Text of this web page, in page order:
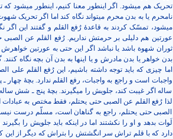
تحریک هم می­شود. اگر اینطور معنا کنیم، اینطور می­شود که
نامحرم یا به بدن محرم می­تواند نگاه کند اما اگر تحریک
می­شود، تمسّک کردند به قاعدۀ رُفع القلم و گفتند این اگر
عورتین هم دلیلی بر حرمتش نداریم. رُفع القلم عن الصبی
ثوران شهوة باشد یا نباشد اگر این حتی به عورتین
بدن خواهر یا بدن مادرش و یا اینها به بدن آن بچه نگاه
اما چیزی که باید توجه داشته باشیم، این رُفع القلم
واجبات است و راجع به واجبات، رفع القلم ندارد. بچۀ
ساله اگر غیبت کند، جلویش را می­گیرند. بچۀ پنج ـ شش ساله
لذا رُفع القلم عن الصبی حتی یحتلم، فقط مختص به
الصبی حتی یحتلم، راجع به گناهان است، مسلّم درست
لَوات بدهد و او را نکشتند اما در اینکه باید جلویش را
دارد که با قلم تراش سر انگشتش را بتراش که دیگر از این